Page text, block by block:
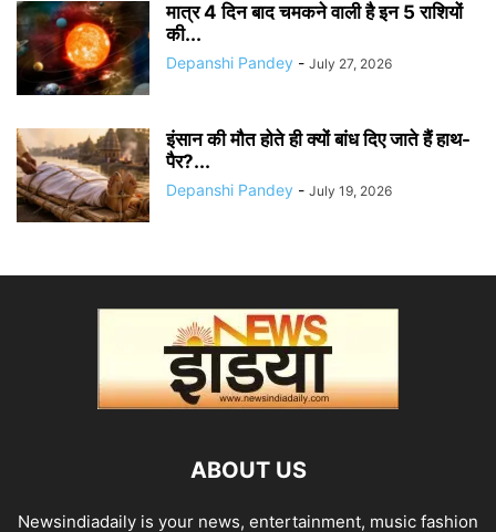
मात्र 4 दिन बाद चमकने वाली है इन 5 राशियों
की...
Depanshi Pandey - July 27, 2026
इंसान की मौत होते ही क्यों बांध दिए जाते हैं हाथ-
पैर?...
Depanshi Pandey - July 19, 2026
ABOUT US
Newsindiadaily is your news, entertainment, music fashion